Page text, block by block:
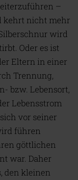
–
kehrt nicht mehr
wird
Oder es ist
Eltern in einer
Trennung,
bzw. Lebensort,
Lebensstrom
vor seiner
führen
göttlichen
war. Daher
den kleinen